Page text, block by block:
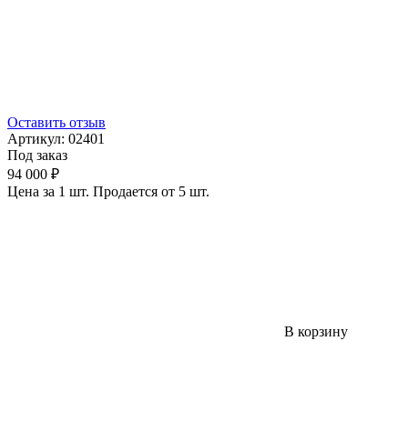
Оставить отзыв
Артикул: 02401
Под заказ
94 000 ₽
Цена за 1 шт. Продается от 5 шт.
В корзину